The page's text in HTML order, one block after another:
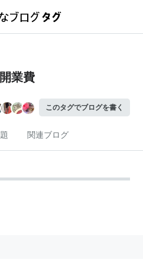
開業費
このタグでブログを書く
関連ブログ